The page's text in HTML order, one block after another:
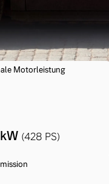
Motorleistung
(428 PS)